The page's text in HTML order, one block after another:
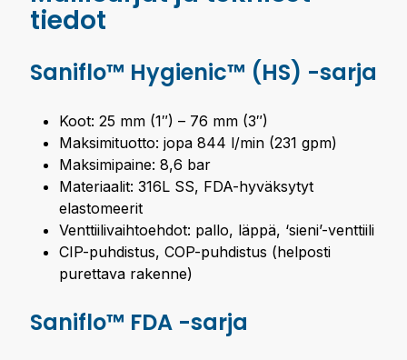
tiedot
Saniflo™ Hygienic™ (HS) -sarja
Koot: 25 mm (1″) – 76 mm (3″)
Maksimituotto: jopa 844 l/min (231 gpm)
Maksimipaine: 8,6 bar
Materiaalit: 316L SS, FDA-hyväksytyt
elastomeerit
Venttiilivaihtoehdot: pallo, läppä, ‘sieni’-venttiili
CIP-puhdistus, COP-puhdistus (helposti
purettava rakenne)
Saniflo™ FDA -sarja